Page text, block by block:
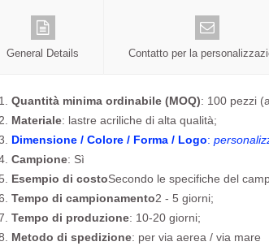
General Details Contatto per la
1. Quantità minima ordinabile (MOQ): 100 pezzi
2. Materiale: lastre acriliche di alta qualità;
Dimensione / Colore / Forma / Logo:
Campione: Sì
Esempio di costoSecondo le specifiche del
Tempo di campionamento2 - 5 giorni;
Tempo di produzione: 10-20 giorni;
Metodo di spedizione: per via aerea / via mare